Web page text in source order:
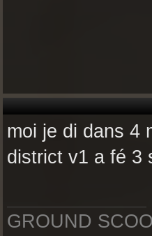
moi je di dans 4
district v1 a fé 3
GROUND